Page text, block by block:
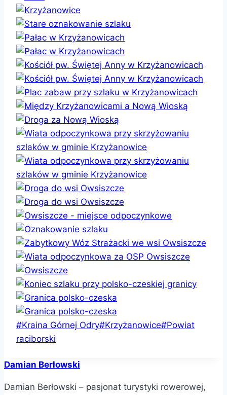
Tagi
wpisu:
#Kraina Górnej Odry#Krzyżanowice#Powiat
raciborski
Damian Berłowski
Damian Berłowski – pasjonat turystyki rowerowej,